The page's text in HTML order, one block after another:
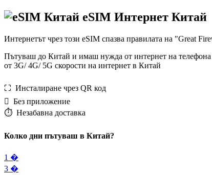
eSIM Интернет Китай
Интернетът чрез този eSIM спазва правилата на "Great
Пътуваш до Китай и имаш нужда от интернет на
от 3G/ 4G/ 5G скорости на интернет в Китай
⛶️️ Инсталиране чрез QR код
️ Без приложение
⏱️️ Незабавна доставка
Колко дни пътуваш в Китай?
1 �
3 �